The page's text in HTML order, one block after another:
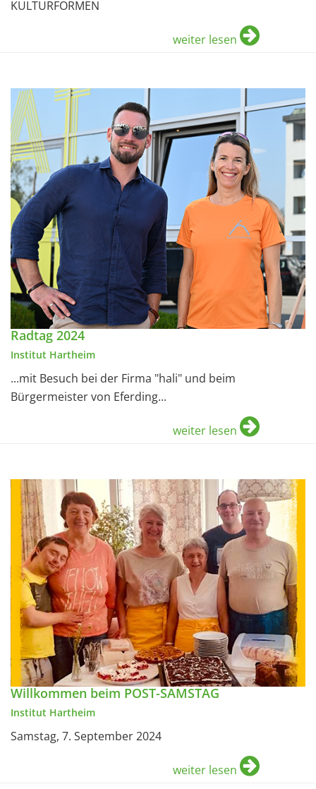
KULTURFORMEN
weiter lesen
Radtag 2024
Institut Hartheim
...mit Besuch bei der Firma "hali" und beim
Bürgermeister von Eferding...
weiter lesen
Willkommen beim POST-SAMSTAG
Institut Hartheim
Samstag, 7. September 2024
weiter lesen